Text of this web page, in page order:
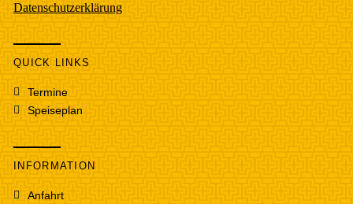
Datenschutzerklärung
QUICK LINKS
Termine
Speiseplan
INFORMATION
Anfahrt